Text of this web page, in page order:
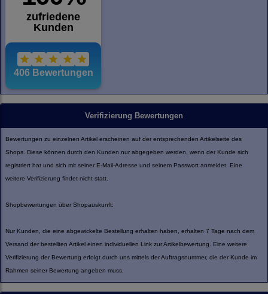
Verifizierung Bewertungen
Bewertungen zu einzelnen Artikel erscheinen auf der entsprechenden Artikelseite des
Shops. Diese können durch den Kunden nur abgegeben werden, wenn der Kunde sich
registriert hat und sich mit seiner E-Mail-Adresse und seinem Passwort anmeldet. Eine
weitere Verifizierung findet nicht statt.
Shopbewertungen über Shopauskunft:
Nur Kunden, die eine abgewickelte Bestellung erhalten haben, erhalten 7 Tage nach dem
Versand der bestellten Artikel einen individuellen Link zur Artikelbewertung. Eine weitere
Verifizierung der Bewertung erfolgt durch uns mittels der Auftragsnummer, die der Kunde im
Rahmen seiner Bewertung angeben muss.